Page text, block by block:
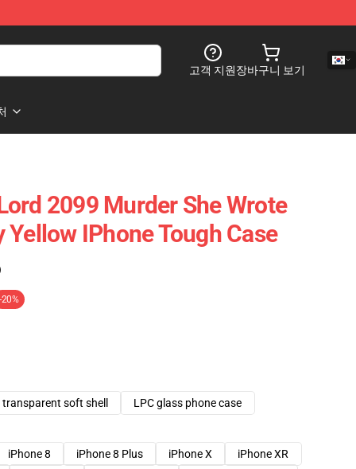
고객 지원장바구니 보기
2099 Murder She Wrote
IPhone Tough Case
-20%
transparent soft shell
LPC glass phone case
iPhone 8 iPhone 8 Plus iPhone X
iPhone XR